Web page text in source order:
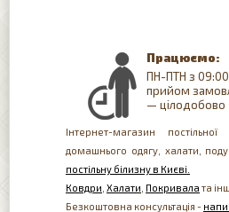
Працюємо:
ПН-ПТН з
прийом
— цілодобово
Інтернет-магазин
домашнього одягу, халати,
постільну білизну в Києві.
Ковдри Халати Покривала та
Безкоштовна консультація -